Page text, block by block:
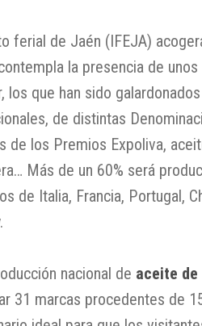
ferial de Jaén (IFEJA)
la presencia de
los que han sido
de distintas
de los Premios Expoliva,
Más de un 60% será
de Italia, Francia, Portugal,
nacional de aceite
31 marcas procedentes de